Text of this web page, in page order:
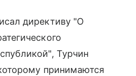
директиву "О
Турчин
принимаются